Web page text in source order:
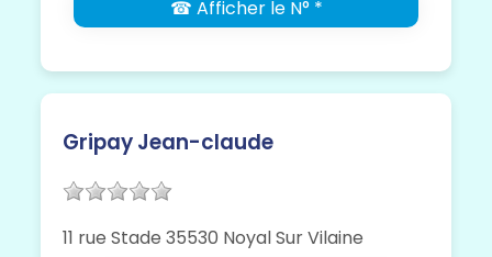
☎ Afficher le N° *
Gripay Jean-claude
11 rue Stade 35530 Noyal Sur Vilaine